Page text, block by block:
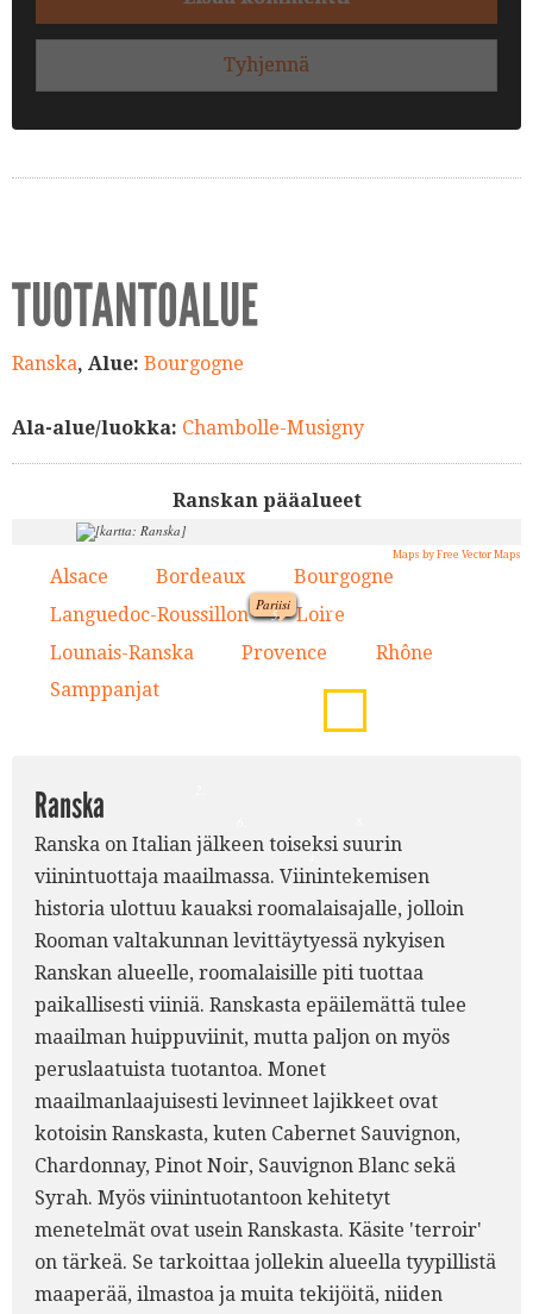
Tyhjennä
TUOTANTOALUE
Ranska, Alue: Bourgogne
Ala-alue/luokka: Chambolle-Musigny
Ranskan pääalueet
Pariisi
1.
7.
9.
Maps by Free Vector Maps
Alsace Bordeaux Bourgogne
Languedoc-Roussillon 5. Loire
Lounais-Ranska Provence Rhône
Samppanjat
Ranska
Ranska on Italian jälkeen toiseksi suurin
viinintuottaja maailmassa. Viinintekemisen
historia ulottuu kauaksi roomalaisajalle, jolloin
Rooman valtakunnan levittäytyessä nykyisen
Ranskan alueelle, roomalaisille piti tuottaa
paikallisesti viiniä. Ranskasta epäilemättä tulee
maailman huippuviinit, mutta paljon on myös
peruslaatuista tuotantoa. Monet
maailmanlaajuisesti levinneet lajikkeet ovat
kotoisin Ranskasta, kuten Cabernet Sauvignon,
Chardonnay, Pinot Noir, Sauvignon Blanc sekä
Syrah. Myös viinintuotantoon kehitetyt
menetelmät ovat usein Ranskasta. Käsite 'terroir'
on tärkeä. Se tarkoittaa jollekin alueella tyypillistä
maaperää, ilmastoa ja muita tekijöitä, niiden